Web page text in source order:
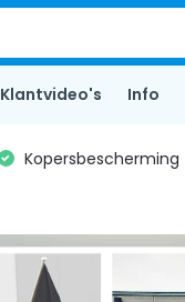
Klantvideo's Info
Kopersbescherming